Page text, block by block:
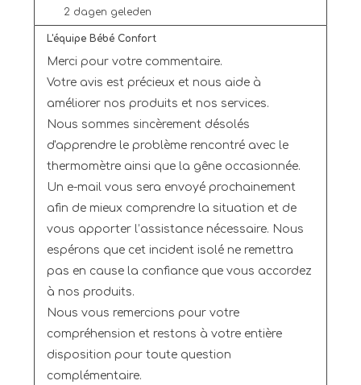
2 dagen geleden
L'équipe Bébé Confort
Merci pour votre commentaire.
Votre avis est précieux et nous aide à
améliorer nos produits et nos services.
Nous sommes sincèrement désolés
d'apprendre le problème rencontré avec le
thermomètre ainsi que la gêne occasionnée.
Un e-mail vous sera envoyé prochainement
afin de mieux comprendre la situation et de
vous apporter l’assistance nécessaire. Nous
espérons que cet incident isolé ne remettra
pas en cause la confiance que vous accordez
à nos produits.
Nous vous remercions pour votre
compréhension et restons à votre entière
disposition pour toute question
complémentaire.